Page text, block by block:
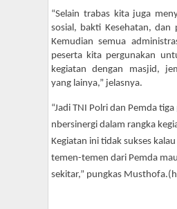
“Selain trabas kita juga
sosial, bakti Kesehatan, dan
Kemudian semua
peserta kita pergunakan
kegiatan dengan masjid,
yang lainya,” jelasnya.
“Jadi TNI Polri dan Pemda
nbersinergi dalam rangka
Kegiatan ini tidak sukses
temen-temen dari Pemda
sekitar,” pungkas